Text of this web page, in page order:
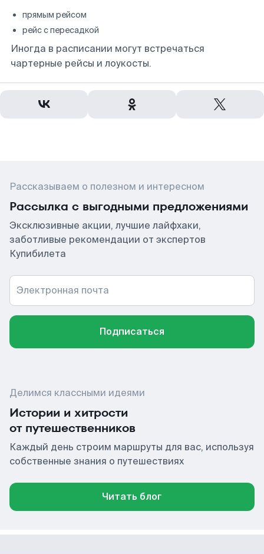
прямым рейсом
рейс с пересадкой
Иногда в расписании могут встречаться
чартерные рейсы и лоукосты.
Рассказываем о полезном и интересном
Рассылка с выгодными предложениями
Эксклюзивные акции, лучшие лайфхаки,
заботливые рекомендации от экспертов
Купибилета
Электронная почта
Подписаться
Делимся классными идеями
Истории и хитрости
от путешественников
Каждый день строим маршруты для вас, используя
собственные знания о путешествиях
Читать блог